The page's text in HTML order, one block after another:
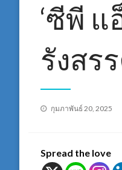
‘ซีพี แ
รังสร
Posted
กุมภาพันธ์ 20, 2025
Spread the love